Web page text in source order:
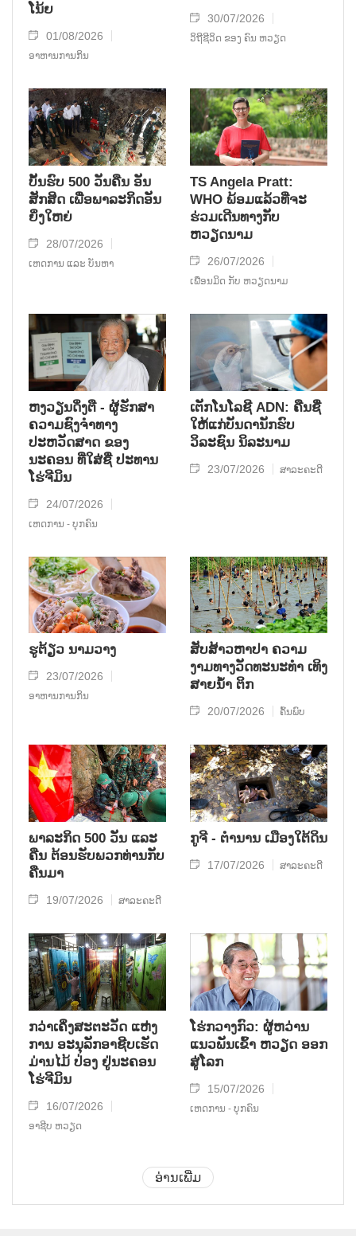
ໂນ້ຍ
01/08/2026
ອາຫານການກິນ
30/07/2026
ວິຖີຊີວິດ ຂອງ ຄົນ ຫວຽດ
ບັ້ນຮົບ 500 ວັນຄືນ ອັນ
ສັກສິດ ເພື່ອພາລະກິດອັນ
ຍິ່ງໃຫຍ່
28/07/2026
ເຫດການ ແລະ ບັນຫາ
TS Angela Pratt:
WHO ພ້ອມແລ້ວທີ່ຈະ
ຮ່ວມເດີນທາງກັບ
ຫວຽດນາມ
26/07/2026
ເພື່ອນມິດ ກັບ ຫວຽດນາມ
ຫງວຽນດິ່ງຕື - ຜູ້ຮັກສາ
ຄວາມຊົງຈໍາທາງ
ປະຫວັດສາດ ຂອງ
ນະຄອນ ທີ່ໃສ່ຊື່ ປະທານ
ໂຮ່ຈີມິນ
24/07/2026
ເຫດການ - ບຸກຄົນ
ເຕັກໂນໂລຊີ ADN: ຄືນຊື່
ໃຫ້ແກ່ບັນດານັກຮົບ
ວິລະຊົນ ນິລະນາມ
23/07/2026 ສາລະຄະດີ
ຮູຕ້ຽວ ນາມວາງ
23/07/2026
ອາຫານການກິນ
ສັບສ້າວຫາປາ ຄວາມ
ງາມທາງວັດທະນະທໍາ ເທິງ
ສາຍນໍ້າ ຕິກ
20/07/2026 ຄົ້ນພົບ
ພາລະກິດ 500 ວັນ ແລະ
ຄືນ ຕ້ອນຮັບພວກທ່ານກັບ
ຄືນມາ
19/07/2026 ສາລະຄະດີ
ກູຈີ - ຕໍານານ ເມືອງໃຕ້ດິນ
17/07/2026 ສາລະຄະດີ
ກວ່າເຄິ່ງສະຕະວັດ ແຫ່ງ
ການ ອະນຸລັກອາຊີບເຮັດ
ມ່ານໄມ້ ປ່ອງ ຢູ່ນະຄອນ
ໂຮ່ຈີມິນ
16/07/2026
ອາຊີບ ຫວຽດ
ໂຮ່ກວາງກົວ: ຜູ້ຫວ່ານ
ແນວພັນເຂົ້າ ຫວຽດ ອອກ
ສູ່ໂລກ
15/07/2026
ເຫດການ - ບຸກຄົນ
ອ່ານເພີ່ມ